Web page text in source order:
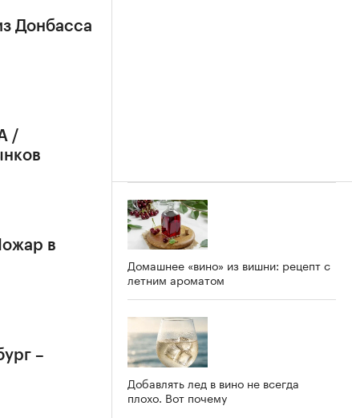
Донбасса
/
в
–
Домашнее «вино» из вишни: рецепт с
летним ароматом
Добавлять лед в вино не всегда
плохо. Вот почему